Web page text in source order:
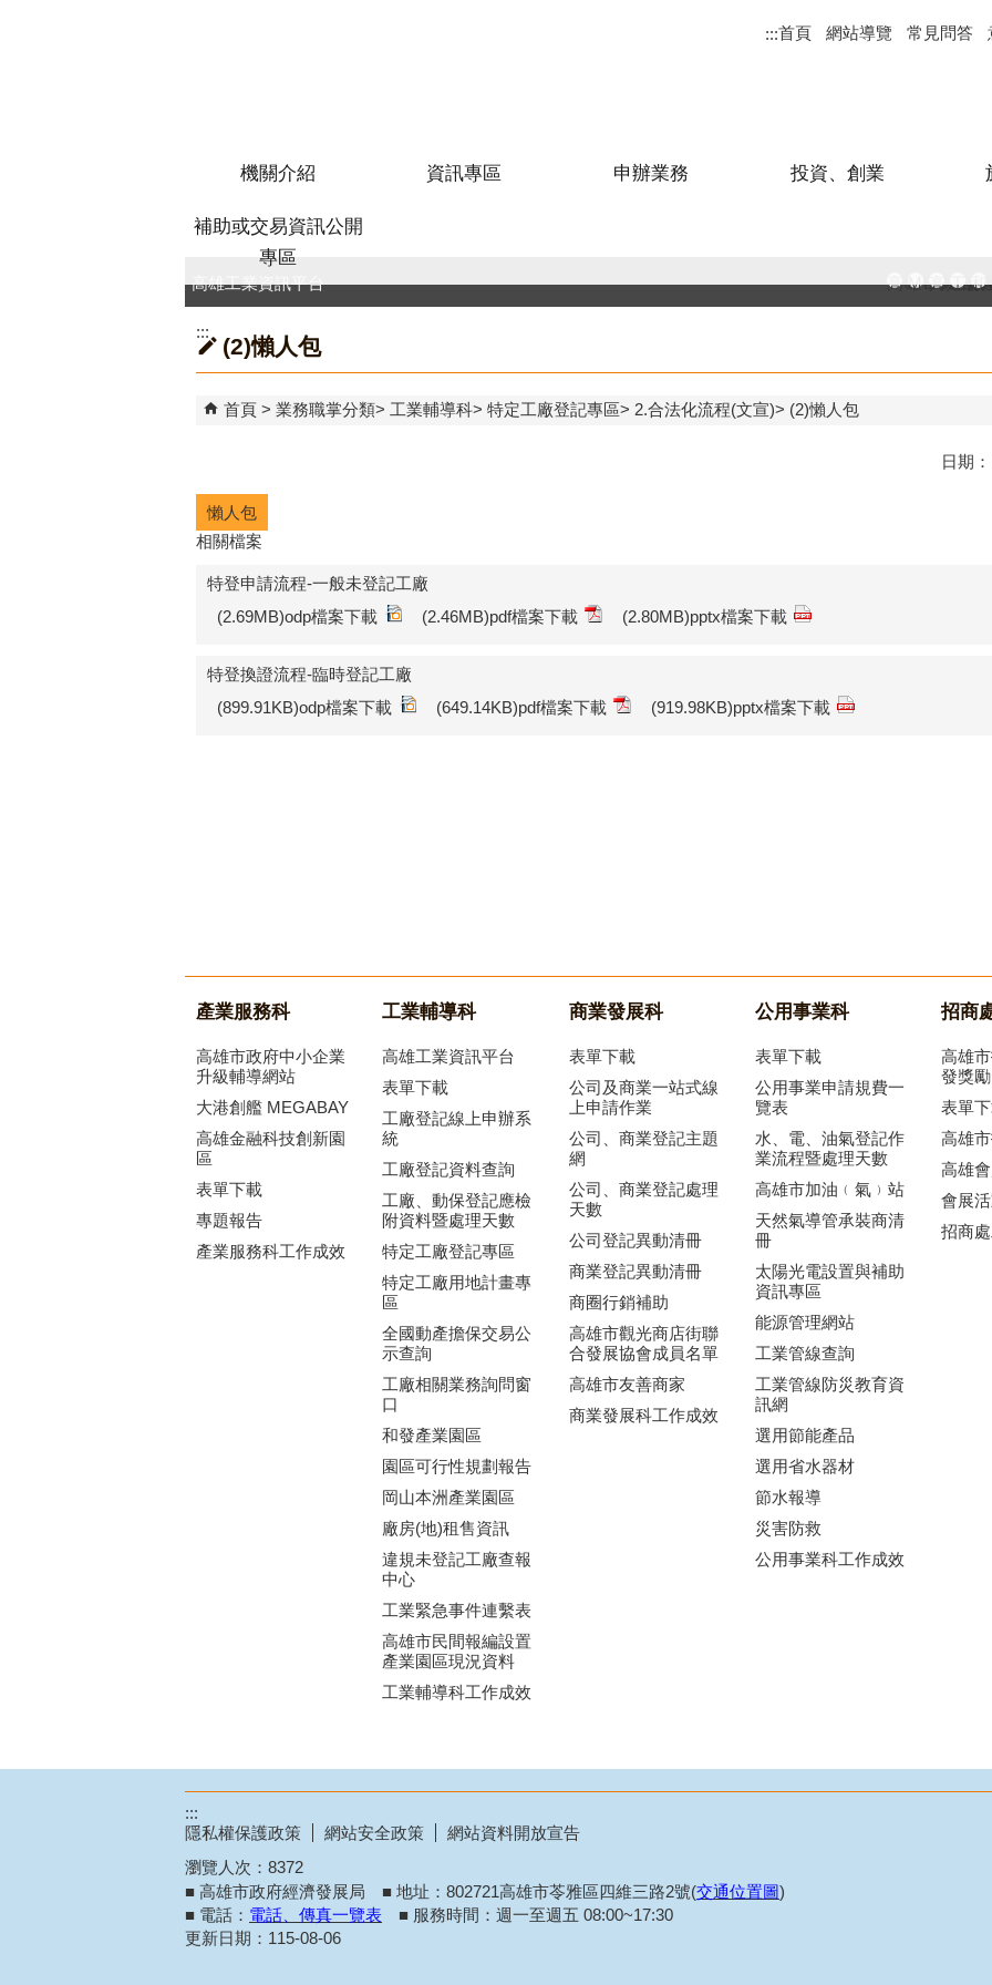
:::首頁 網站導覽 常見問答
機關介紹 資訊專區 申辦業務 投資、創業
補助或交易資訊公開
專區
高雄市政府
高雄金
工廠
和
高雄工業資訊平台
:::
(2)懶人包
首頁 業務職掌分類 工業輔導科 特定工廠登記專區 2.合法化流程(文宣) (2)懶人包
日期
懶人包
相關檔案
特登申請流程-一般未登記工廠
(2.69MB)odp檔案下載
(2.46MB)pdf檔案下載 (2.80MB)pptx檔案下載
特登換證流程-臨時登記工廠
(899.91KB)odp檔案下載
(649.14KB)pdf檔案下載 (919.98KB)pptx檔案下載
產業服務科
高雄市政府中小企業
升級輔導網站
大港創艦 MEGABAY
高雄金融科技創新園
區
表單下載
專題報告
產業服務科工作成效
工業輔導科
高雄工業資訊平台
表單下載
工廠登記線上申辦系
統
工廠登記資料查詢
工廠、動保登記應檢
附資料暨處理天數
特定工廠登記專區
特定工廠用地計畫專
區
全國動產擔保交易公
示查詢
工廠相關業務詢問窗
口
和發產業園區
園區可行性規劃報告
岡山本洲產業園區
廠房(地)租售資訊
違規未登記工廠查報
中心
工業緊急事件連繫表
高雄市民間報編設置
產業園區現況資料
工業輔導科工作成效
商業發展科
表單下載
公司及商業一站式線
上申請作業
公司、商業登記主題
網
公司、商業登記處理
天數
公司登記異動清冊
商業登記異動清冊
商圈行銷補助
高雄市觀光商店街聯
合發展協會成員名單
高雄市友善商家
商業發展科工作成效
公用事業科
表單下載
公用事業申請規費一
覽表
水、電、油氣登記作
業流程暨處理天數
高雄市加油﹙氣﹚站
天然氣導管承裝商清
冊
太陽光電設置與補助
資訊專區
能源管理網站
工業管線查詢
工業管線防災教育資
訊網
選用節能產品
選用省水器材
節水報導
災害防救
公用事業科工作成效
招商
高雄
發獎勵
表單
高雄
高雄
會展
招商
:::
隱私權保護政策
網站安全政策
網站資料開放宣告
瀏覽人次： 8372
■ 高雄市政府經濟發展局 ■ 地址：802721高雄市苓雅區四維三路2號(交通位置圖)
■ 電話： 電話、傳真一覽表
■ 服務時間：週一至週五 08:00~17:30
更新日期： 115-08-06